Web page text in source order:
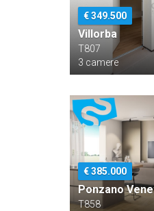
€ 349.500
Villorba
T807
3 camere
€ 385.000
Ponzano
T858